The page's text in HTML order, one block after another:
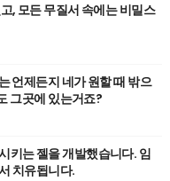
, 모든 무질서 속에는 비밀스
언제든지 네가 원할 때 밖으
그곳에 있는거죠?
키는 젤을 개발했습니다. 임
치유됩니다.